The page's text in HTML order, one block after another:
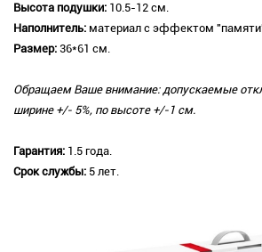
Высота подушки: 10.5-12 см.
Наполнитель: материал с эффектом
Размер: 36*61 см.
Обращаем Ваше внимание: допускаемые
ширине +/- 5%, по высоте +/-1 см.
Гарантия: 1.5 года.
Срок службы: 5 лет.